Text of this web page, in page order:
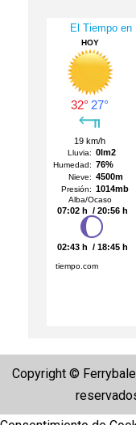
Copyright ©